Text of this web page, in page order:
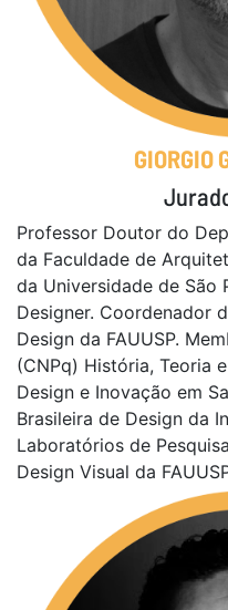
GIORGIO
Professor Doutor do
da Faculdade de
da Universidade de São
Designer. Coordenador
Design da FAUUSP.
(CNPq) História, Teoria
Design e Inovação em
Brasileira de Design da
Laboratórios de
Design Visual da